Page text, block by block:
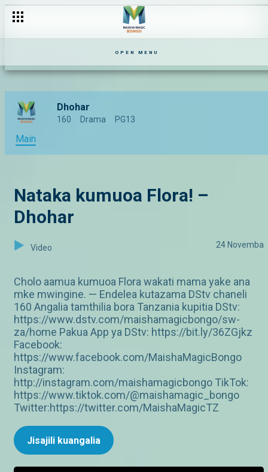
OPEN MENU
Dhohar
160 Drama PG13
Main
Nataka kumuoa Flora! –
Dhohar
Video 24 Novemba
Cholo aamua kumuoa Flora wakati mama yake ana
mke mwingine. — Endelea kutazama DStv chaneli
160 Angalia tamthilia bora Tanzania kupitia DStv:
https://www.dstv.com/maishamagicbongo/sw-
za/home Pakua App ya DStv: https://bit.ly/36ZGjkz
Facebook:
https://www.facebook.com/MaishaMagicBongo
Instagram:
http://instagram.com/maishamagicbongo TikTok:
https://www.tiktok.com/@maishamagic_bongo
Twitter:https://twitter.com/MaishaMagicTZ
Jisajili kuangalia